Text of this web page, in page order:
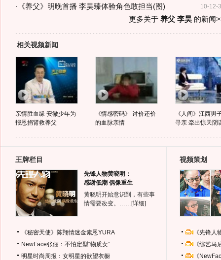
10-12-
· 《养父》明晚首播 李昊臻体验角色敢担当(图)
更多关于 养父 李昊的新闻
相关视频新闻
亲情胜血缘 安徽少年为
报恩捐肾救养父
《情感密码》 讨价还价
的血脉亲情
《人间》江西男
寻亲 牵出惊天阴
王牌栏目
先锋人物黄晓明：
感谢低潮 偶像重生
黄晓明开始意识到，有些事
情需要改变。…… [详细]
《秘密天使》陈翔情迷金素恩YURA
NewFace张俪：不怕定型“物质女”
明星时尚周报：女明星的欲望衣橱
视频策划
《先锋
《综艺
《